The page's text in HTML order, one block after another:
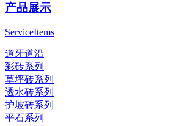
产品展示
ServiceItems
道牙道沿
彩砖系列
草坪砖系列
透水砖系列
护坡砖系列
平石系列